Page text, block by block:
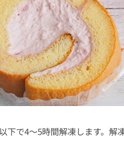
下で4～5時間解凍します。解